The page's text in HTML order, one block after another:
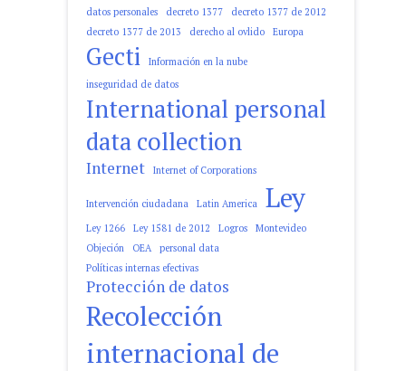
datos personales
decreto 1377
decreto 1377 de 2012
decreto 1377 de 2013
derecho al ovlido Europa
Gecti
Información en la nube
inseguridad de datos
International personal
data collection
Internet Internet of Corporations
Intervención ciudadana Latin America Ley
Ley 1266 Ley 1581 de 2012 Logros
Montevideo
Objeción
OEA
personal data
Políticas internas efectivas
Protección de datos
Recolección
internacional de